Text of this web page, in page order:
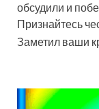
обсудили и
Признайтесь
Заметил ваши